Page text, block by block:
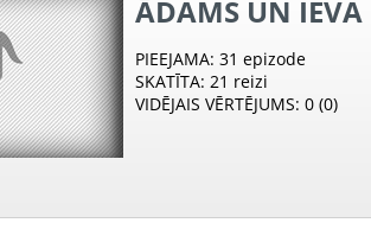
ĀDAMS UN IEVA
PIEEJAMA: 31 epizode
SKATĪTA: 21 reizi
VIDĒJAIS VĒRTĒJUMS: 0 (0)